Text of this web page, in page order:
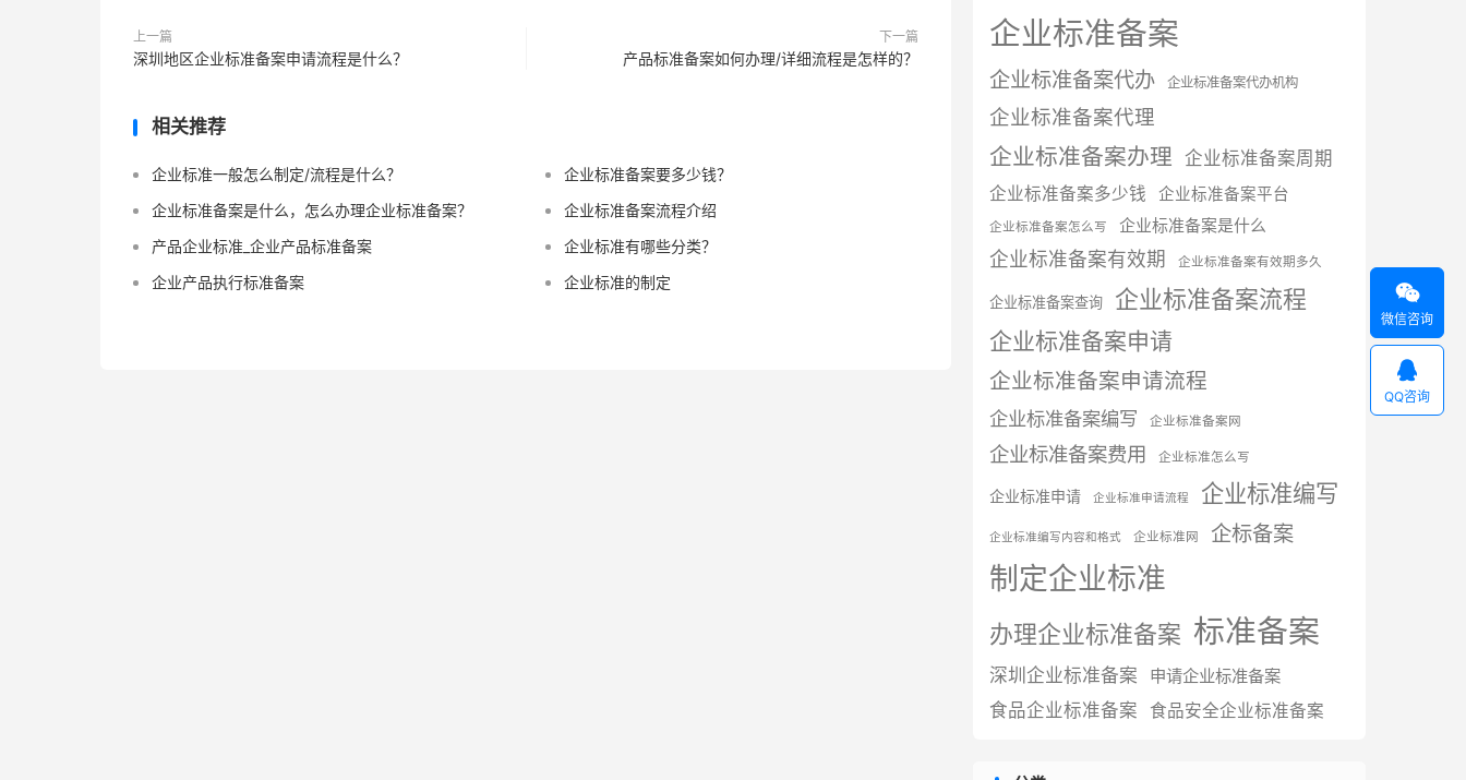
上一篇
深圳地区企业标准备案申请流程是什么？
下一篇
产品标准备案如何办理/详细流程是怎样的？
相关推荐
企业标准一般怎么制定/流程是什么？
企业标准备案要多少钱？
企业标准备案是什么，怎么办理企业标准备案？
企业标准备案流程介绍
产品企业标准_企业产品标准备案
企业标准有哪些分类？
企业产品执行标准备案
企业标准的制定
企业标准备案
企业标准备案代办 企业标准备案代办机构
企业标准备案代理
企业标准备案办理 企业标准备案周期
企业标准备案多少钱 企业标准备案平台
企业标准备案怎么写 企业标准备案是什么
企业标准备案有效期 企业标准备案有效期多久
企业标准备案查询 企业标准备案流程
企业标准备案申请
企业标准备案申请流程
企业标准备案编写 企业标准备案网
企业标准备案费用 企业标准怎么写
企业标准申请 企业标准申请流程 企业标准编写
企业标准编写内容和格式 企业标准网 企标备案
制定企业标准
办理企业标准备案 标准备案
深圳企业标准备案 申请企业标准备案
食品企业标准备案 食品安全企业标准备案

微信咨询

QQ咨询